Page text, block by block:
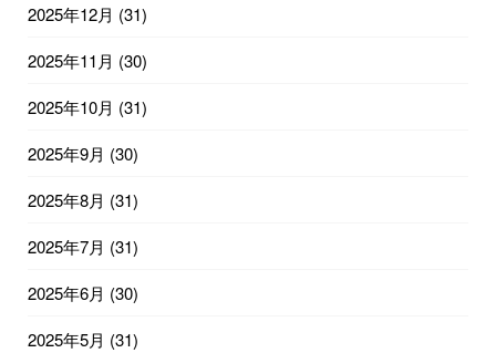
2025年12月 (31)
2025年11月 (30)
2025年10月 (31)
2025年9月 (30)
2025年8月 (31)
2025年7月 (31)
2025年6月 (30)
2025年5月 (31)